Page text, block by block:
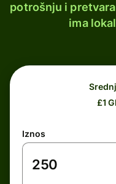
potrošnju i
ima
£1
Iznos